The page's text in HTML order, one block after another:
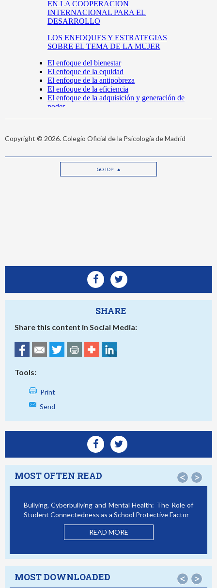
Copyright © 2026. Colegio Oficial de la Psicología de Madrid
GO TOP
SHARE
Share this content in Social Media:
Tools:
Print
Send
MOST OFTEN READ < >
Bullying, Cyberbullying and Mental Health: The Role of
Student Connectedness as a School Protective Factor
READ MORE
MOST DOWNLOADED < >